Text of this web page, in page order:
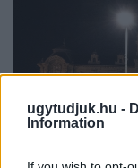
ugytudjuk.hu -
Information